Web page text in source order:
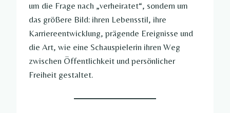
um die Frage nach „verheiratet“, sondern um
das größere Bild: ihren Lebensstil, ihre
Karriereentwicklung, prägende Ereignisse und
die Art, wie eine Schauspielerin ihren Weg
zwischen Öffentlichkeit und persönlicher
Freiheit gestaltet.